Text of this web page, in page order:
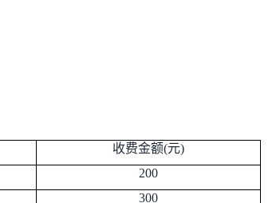
收费金额(元)
200
300